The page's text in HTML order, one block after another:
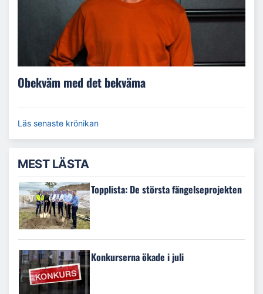
Obekväm med det bekväma
Läs senaste krönikan
MEST LÄSTA
Topplista: De största fängelseprojekten
Konkurserna ökade i juli